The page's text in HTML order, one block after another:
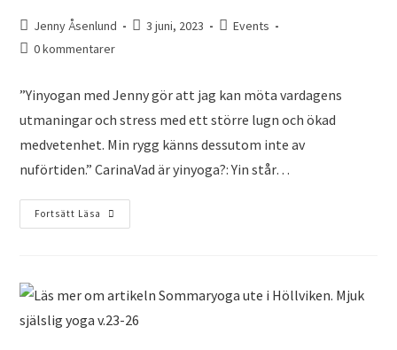
Jenny Åsenlund 3 juni, 2023
Events
0 kommentarer
”Yinyogan med Jenny gör att jag kan möta vardagens
utmaningar och stress med ett större lugn och ökad
medvetenhet. Min rygg känns dessutom inte av
nuförtiden.” CarinaVad är yinyoga?: Yin står…
Fortsätt Läsa